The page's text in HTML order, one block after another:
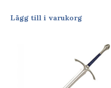
Lägg till i varukorg